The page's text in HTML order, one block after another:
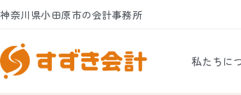
Skip
content
神奈川県小田原市の会計事務所
私たちに